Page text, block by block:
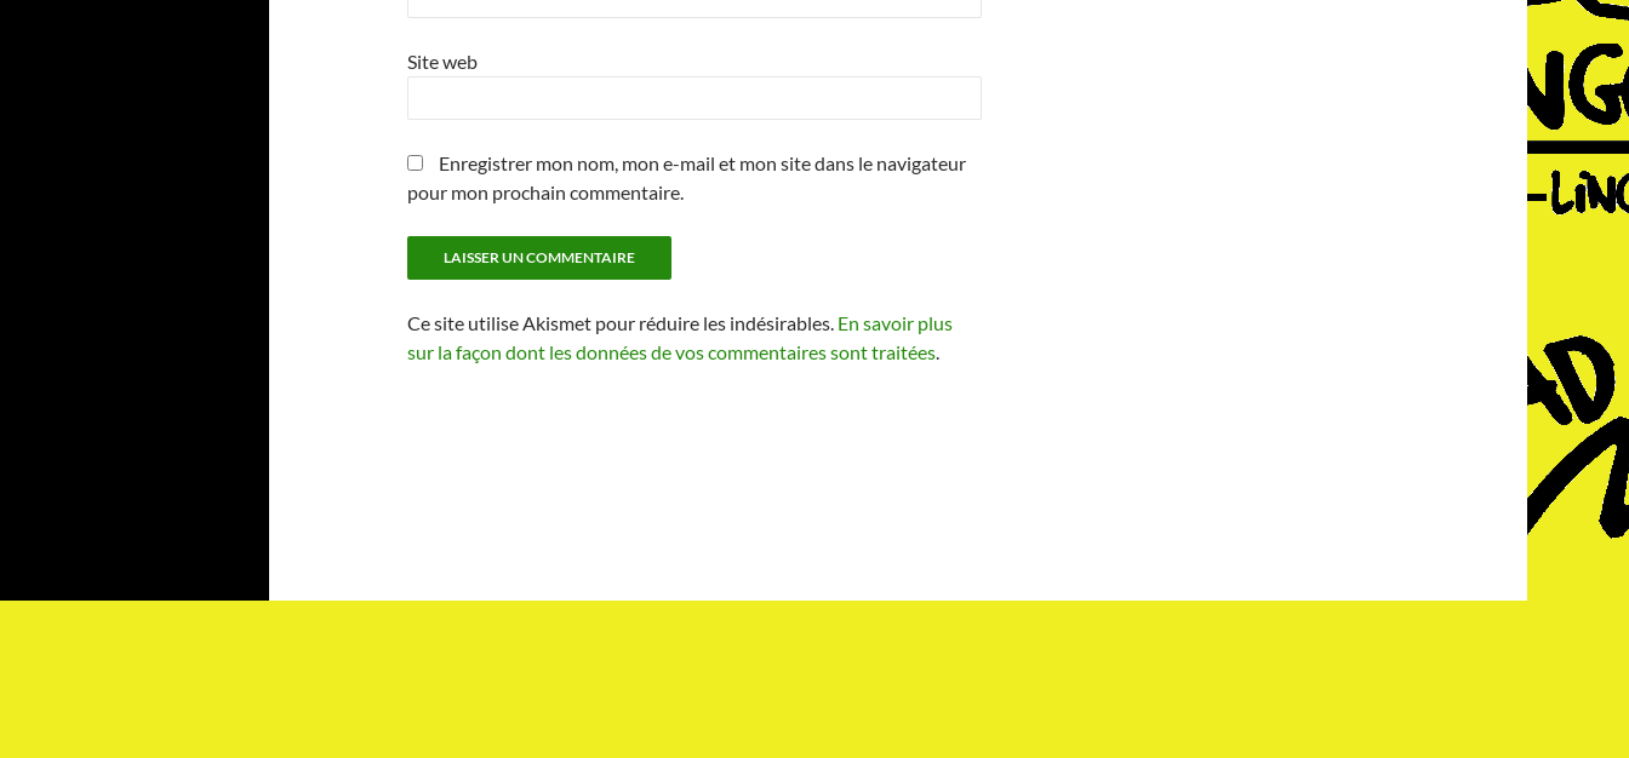
Site web
Enregistrer mon nom, mon e-mail et mon site dans le navigateur
pour mon prochain commentaire.
Ce site utilise Akismet pour réduire les indésirables. En savoir plus
sur la façon dont les données de vos commentaires sont traitées